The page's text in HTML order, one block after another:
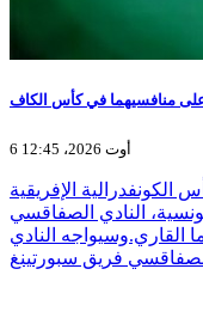
6 أوت 2026، 12:45
الإفريقية
النادي الصفاقسي
القاري.وسيواجه النادي